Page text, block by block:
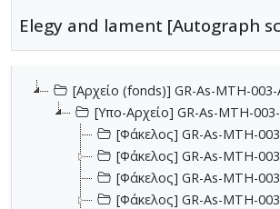
Elegy and lament [Autograph
[Αρχείο (fonds)] GR-As-MTH-
[Υπο-Αρχείο] GR-As-MTH-
[Φάκελος] GR-As-MTH-
[Φάκελος] GR-As-MTH-
[Φάκελος] GR-As-MTH-
[Φάκελος] GR-As-MTH-